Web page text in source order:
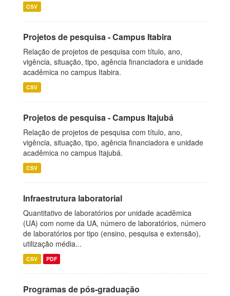
CSV
Projetos de pesquisa - Campus Itabira
Relação de projetos de pesquisa com título, ano,
vigência, situação, tipo, agência financiadora e unidade
acadêmica no campus Itabira.
CSV
Projetos de pesquisa - Campus Itajubá
Relação de projetos de pesquisa com título, ano,
vigência, situação, tipo, agência financiadora e unidade
acadêmica no campus Itajubá.
CSV
Infraestrutura laboratorial
Quantitativo de laboratórios por unidade acadêmica
(UA) com nome da UA, número de laboratórios, número
de laboratórios por tipo (ensino, pesquisa e extensão),
utilização média...
CSV PDF
Programas de pós-graduação